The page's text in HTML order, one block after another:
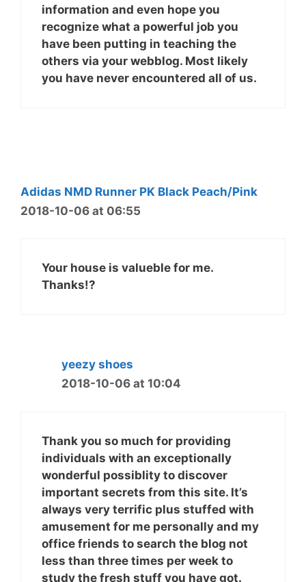
information and even hope you
recognize what a powerful job you
have been putting in teaching the
others via your webblog. Most likely
you have never encountered all of us.
Adidas NMD Runner PK Black Peach/Pink
2018-10-06 at 06:55
Your house is valueble for me.
Thanks!?
yeezy shoes
2018-10-06 at 10:04
Thank you so much for providing
individuals with an exceptionally
wonderful possiblity to discover
important secrets from this site. It’s
always very terrific plus stuffed with
amusement for me personally and my
office friends to search the blog not
less than three times per week to
study the fresh stuff you have got.